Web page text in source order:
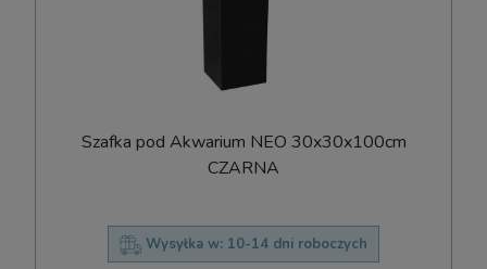
Szafka pod Akwarium NEO 30x30x100cm
CZARNA
Wysyłka w: 10-14 dni roboczych